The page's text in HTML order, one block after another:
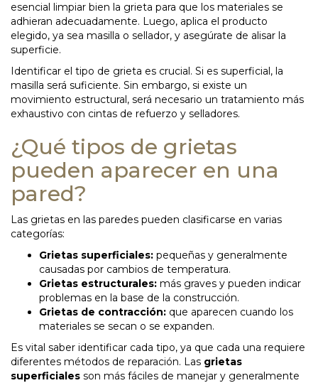
esencial limpiar bien la grieta para que los materiales se
adhieran adecuadamente. Luego, aplica el producto
elegido, ya sea masilla o sellador, y asegúrate de alisar la
superficie.
Identificar el tipo de grieta es crucial. Si es superficial, la
masilla será suficiente. Sin embargo, si existe un
movimiento estructural, será necesario un tratamiento más
exhaustivo con cintas de refuerzo y selladores.
¿Qué tipos de grietas
pueden aparecer en una
pared?
Las grietas en las paredes pueden clasificarse en varias
categorías:
Grietas superficiales: pequeñas y generalmente
causadas por cambios de temperatura.
Grietas estructurales: más graves y pueden indicar
problemas en la base de la construcción.
Grietas de contracción: que aparecen cuando los
materiales se secan o se expanden.
Es vital saber identificar cada tipo, ya que cada una requiere
diferentes métodos de reparación. Las grietas
superficiales son más fáciles de manejar y generalmente